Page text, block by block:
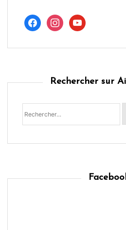
facebookinstagramyoutube
Rechercher sur
Rechercher :